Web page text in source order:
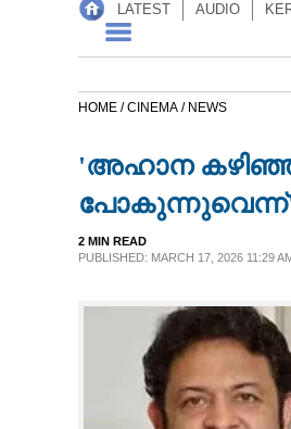
NEWS 360
CASE DIARY
LATEST AUDIO
HOME /CINEMA / NEWS
'അഹാന കഴിഞ്ഞ
2 MIN READ
PUBLISHED: MARCH 17, 2026 11:29